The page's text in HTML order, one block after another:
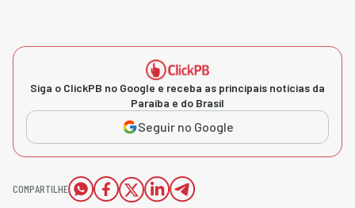
Siga o ClickPB no Google e receba as principais notícias da
Paraíba e do Brasil
Seguir no Google
COMPARTILHE